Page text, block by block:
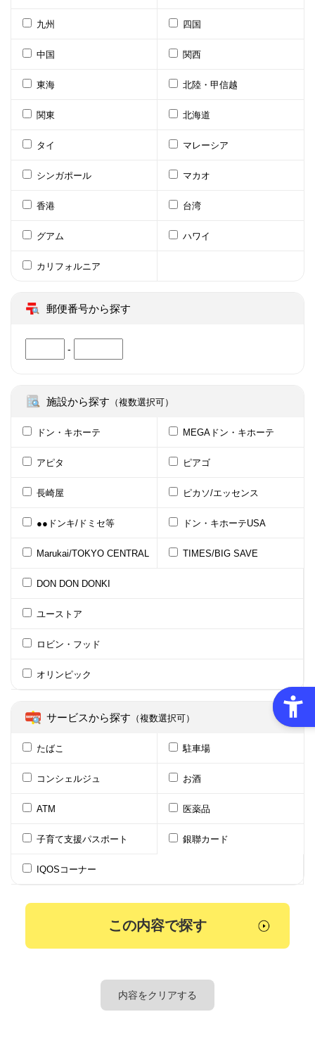
九州 四国
中国 関西
東海 北陸・甲信越
関東 北海道
タイ マレーシア
シンガポール マカオ
香港 台湾
グアム ハワイ
カリフォルニア
郵便番号から探す
-
施設から探す （複数選択可）
ドン・キホーテ MEGAドン・キホーテ
アピタ ピアゴ
長崎屋 ピカソ/エッセンス
●●ドンキ/ドミセ等 ドン・キホーテUSA
Marukai/TOKYO CENTRAL TIMES/BIG SAVE
DON DON DONKI
ユーストア
ロビン・フッド
オリンピック
サービスから探す （複数選択可）
たばこ 駐車場
コンシェルジュ お酒
ATM 医薬品
子育て支援パスポート 銀聯カード
IQOSコーナー